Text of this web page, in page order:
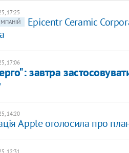
17:25
Epicentr Ceramic
17:06
завтра
14:20
Apple оголосила про